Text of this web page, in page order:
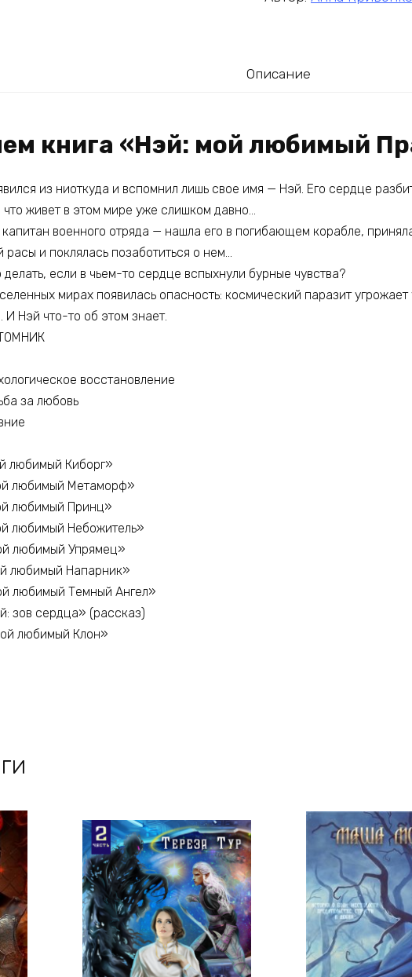
Описание
книга «Нэй: мой любимый
из ниоткуда и вспомнил лишь свое имя — Нэй. Его сердце
что живет в этом мире уже слишком давно…
военного отряда — нашла его в погибающем корабле,
расы и поклялась позаботиться о нем…
делать, если в чьем-то сердце вспыхнули бурные чувства?
мирах появилась опасность: космический паразит
И Нэй что-то об этом знает.
восстановление
за любовь
любимый Киборг»
любимый Метаморф»
любимый Принц»
любимый Небожитель»
любимый Упрямец»
любимый Напарник»
любимый Темный Ангел»
зов сердца» (рассказ)
любимый Клон»